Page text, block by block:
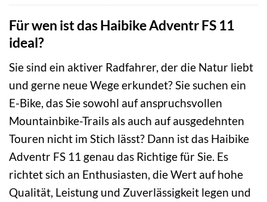
Für wen ist das Haibike Adventr FS 11
ideal?
Sie sind ein aktiver Radfahrer, der die Natur liebt
und gerne neue Wege erkundet? Sie suchen ein
E-Bike, das Sie sowohl auf anspruchsvollen
Mountainbike-Trails als auch auf ausgedehnten
Touren nicht im Stich lässt? Dann ist das Haibike
Adventr FS 11 genau das Richtige für Sie. Es
richtet sich an Enthusiasten, die Wert auf hohe
Qualität, Leistung und Zuverlässigkeit legen und